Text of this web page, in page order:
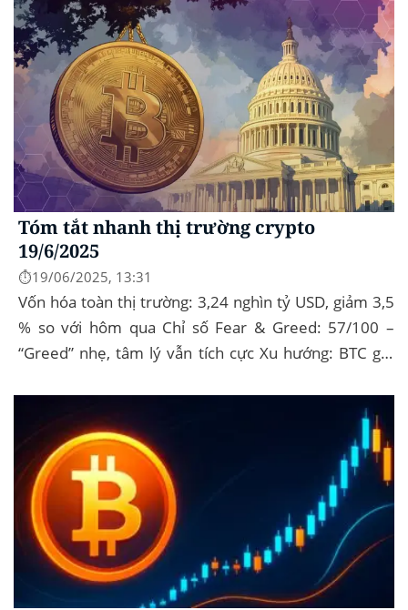
Tóm tắt nhanh thị trường crypto
19/6/2025
⏱️19/06/2025, 13:31
Vốn hóa toàn thị trường: 3,24 nghìn tỷ USD, giảm 3,5
% so với hôm qua Chỉ số Fear & Greed: 57/100 –
“Greed” nhẹ, tâm lý vẫn tích cực Xu hướng: BTC giữ